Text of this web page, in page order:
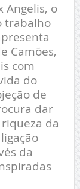
Angelis, o
trabalho
Camões,
com
do
de
dar
da
da